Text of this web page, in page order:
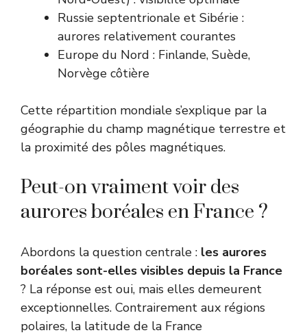
Russie septentrionale et Sibérie :
aurores relativement courantes
Europe du Nord : Finlande, Suède,
Norvège côtière
Cette répartition mondiale s’explique par la
géographie du champ magnétique terrestre et
la proximité des pôles magnétiques.
Peut-on vraiment voir des
aurores boréales en France ?
Abordons la question centrale : les aurores
boréales sont-elles visibles depuis la France
? La réponse est oui, mais elles demeurent
exceptionnelles. Contrairement aux régions
polaires, la latitude de la France